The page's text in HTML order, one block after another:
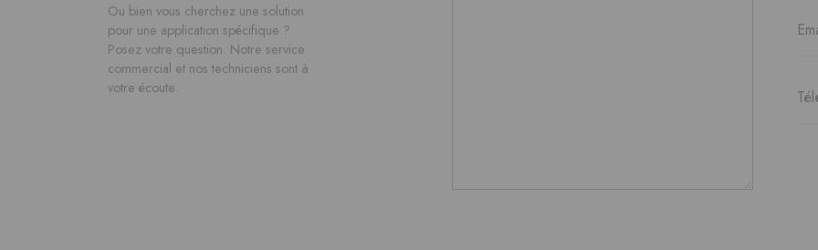
Ou bien vous cherchez une solution
pour une application spécifique ?
Posez votre question. Notre service
commercial et nos techniciens sont à
votre écoute.